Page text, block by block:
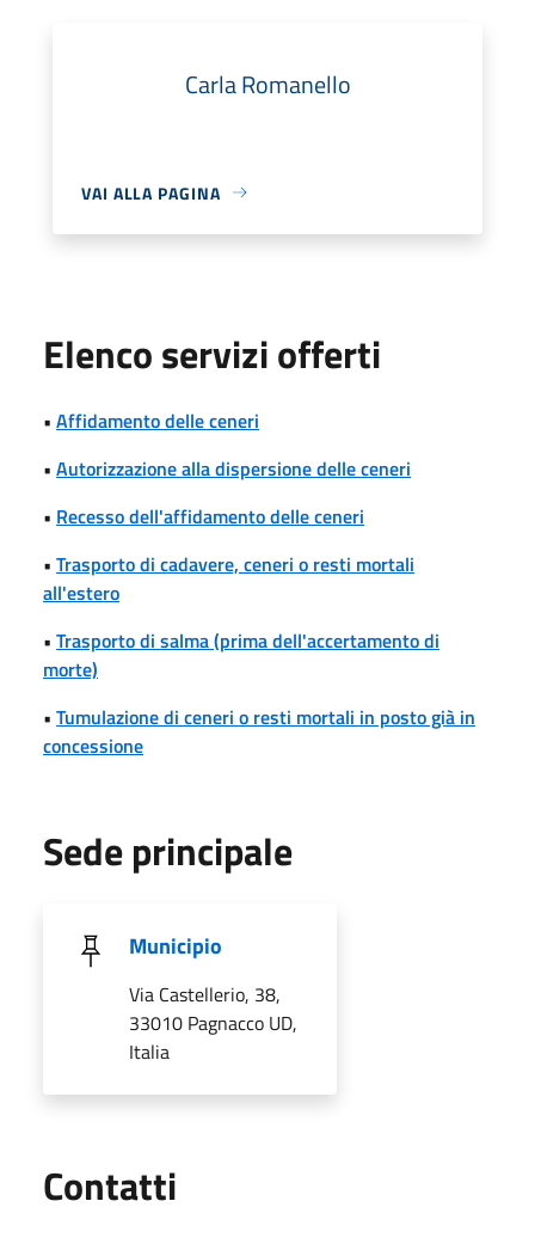
Carla Romanello
VAI ALLA PAGINA
Elenco servizi offerti
• Affidamento delle ceneri
• Autorizzazione alla dispersione delle ceneri
• Recesso dell'affidamento delle ceneri
• Trasporto di cadavere, ceneri o resti mortali
all'estero
• Trasporto di salma (prima dell'accertamento di
morte)
• Tumulazione di ceneri o resti mortali in posto già in
concessione
Sede principale
Municipio
Via Castellerio, 38,
33010 Pagnacco UD,
Italia
Contatti